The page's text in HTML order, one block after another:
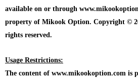
available on or through
property of Mikook Option. Copyright ©
rights reserved.
Usage Restrictions:
The content of www.mikookoption.com is